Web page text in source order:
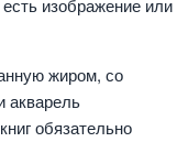
изображение или
жиром, со
акварель
обязательно